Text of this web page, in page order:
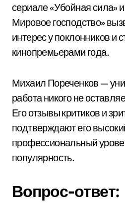
сериале «Убойная сила»
Мировое господство»
интерес у поклонников и
кинопремьерами года.
Михаил Пореченков —
работа никого не
Его отзывы критиков и
подтверждают его
профессиональный
популярность.
Вопрос-ответ: